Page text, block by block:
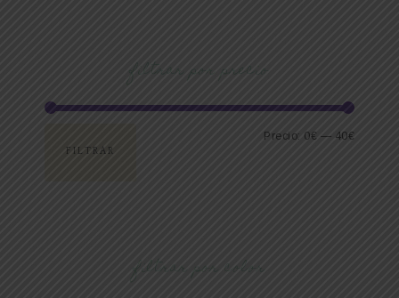
filtrar por precio
FILTRAR
Precio: 0€ — 40€
filtrar por color